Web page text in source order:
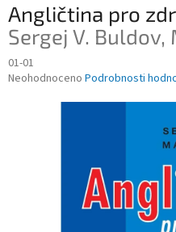
Angličtina pro
Sergej V.
01-01
Průměrné
Neohodnoceno Podrobnosti